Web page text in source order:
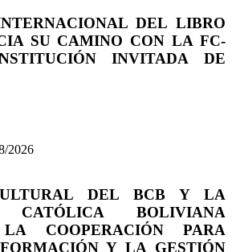
DEL LIBRO
SU CAMINO CON LA FC-
INVITADA DE
2026
DEL BCB Y LA
CATÓLICA BOLIVIANA
LA COOPERACIÓN PARA
Y LA GESTIÓN